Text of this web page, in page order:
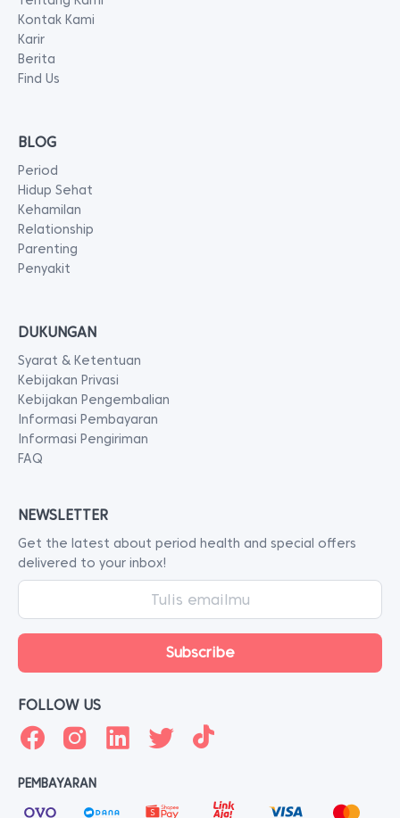
Kontak Kami
Karir
Berita
Find Us
BLOG
Period
Hidup Sehat
Kehamilan
Relationship
Parenting
Penyakit
DUKUNGAN
Syarat & Ketentuan
Kebijakan Privasi
Kebijakan Pengembalian
Informasi Pembayaran
Informasi Pengiriman
FAQ
NEWSLETTER
Get the latest about period health and special offers
delivered to your inbox!
FOLLOW US
PEMBAYARAN